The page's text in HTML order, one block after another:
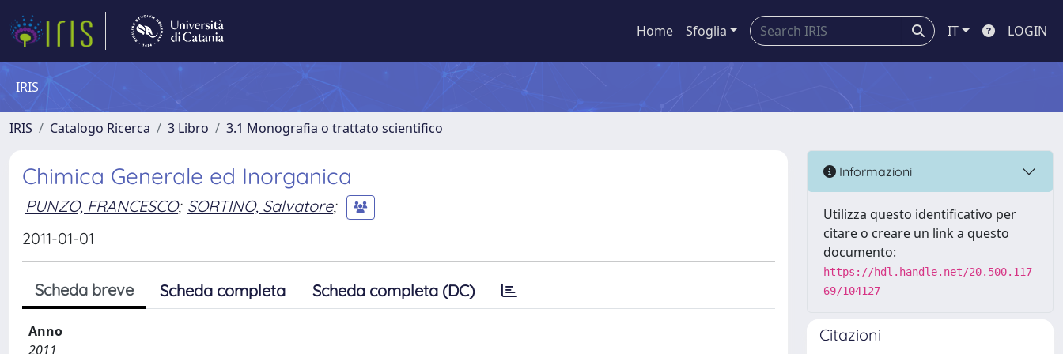
Home Sfoglia IT LOGIN
IRIS
IRIS Catalogo Ricerca 3 Libro 3.1 Monografia o trattato scientifico
Chimica Generale ed Inorganica
PUNZO, FRANCESCO; SORTINO, Salvatore;
2011-01-01
Scheda breve Scheda completa Scheda completa (DC)
Anno
2011
Informazioni
Utilizza questo identificativo per
citare o creare un link a questo
documento:
https://hdl.handle.net/20.500.117
69/104127
Citazioni